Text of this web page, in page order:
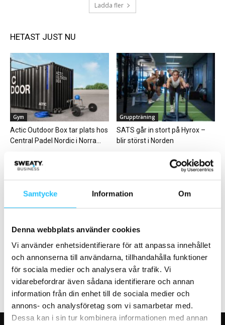
Samtycke Information Om
Denna webbplats använder cookies
Vi använder enhetsidentifierare för att anpassa innehållet
och annonserna till användarna, tillhandahålla funktioner
för sociala medier och analysera vår trafik. Vi
vidarebefordrar även sådana identifierare och annan
information från din enhet till de sociala medier och
annons- och analysföretag som vi samarbetar med.
Dessa kan i sin tur kombinera informationen med annan
Ladda fler
HETAST JUST NU
Gym
Actic Outdoor Box tar plats hos
Central Padel Nordic i Norra...
Gruppträning
SATS går in stort på Hyrox –
blir störst i Norden
Fler ska träna mer! Actic
lanserar digital träningsstart
med coach
Ny utbildning: Online Training
Specialist